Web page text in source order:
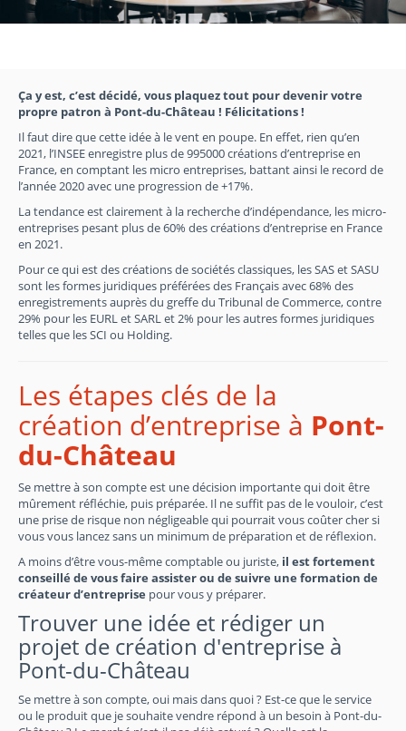
Ça y est, c’est décidé, vous plaquez tout pour devenir votre
propre patron à Pont-du-Château ! Félicitations !
Il faut dire que cette idée à le vent en poupe. En effet, rien qu’en
2021, l’INSEE enregistre plus de 995000 créations d’entreprise en
France, en comptant les micro entreprises, battant ainsi le record de
l’année 2020 avec une progression de +17%.
La tendance est clairement à la recherche d’indépendance, les micro-
entreprises pesant plus de 60% des créations d’entreprise en France
en 2021.
Pour ce qui est des créations de sociétés classiques, les SAS et SASU
sont les formes juridiques préférées des Français avec 68% des
enregistrements auprès du greffe du Tribunal de Commerce, contre
29% pour les EURL et SARL et 2% pour les autres formes juridiques
telles que les SCI ou Holding.
Les étapes clés de la
création d’entreprise à Pont-
du-Château
Se mettre à son compte est une décision importante qui doit être
mûrement réfléchie, puis préparée. Il ne suffit pas de le vouloir, c’est
une prise de risque non négligeable qui pourrait vous coûter cher si
vous vous lancez sans un minimum de préparation et de réflexion.
A moins d’être vous-même comptable ou juriste, il est fortement
conseillé de vous faire assister ou de suivre une formation de
créateur d’entreprise pour vous y préparer.
Trouver une idée et rédiger un
projet de création d'entreprise à
Pont-du-Château
Se mettre à son compte, oui mais dans quoi ? Est-ce que le service
ou le produit que je souhaite vendre répond à un besoin à Pont-du-